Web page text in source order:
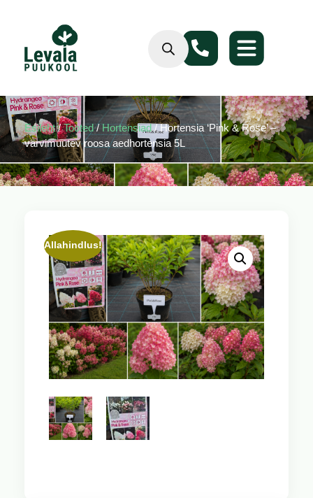
Esileht/Tooted/Hortensiad/ Hortensia ‘Pink & Rose’ –
värvimuutev roosa aedhortensia 5L
Allahindlus!